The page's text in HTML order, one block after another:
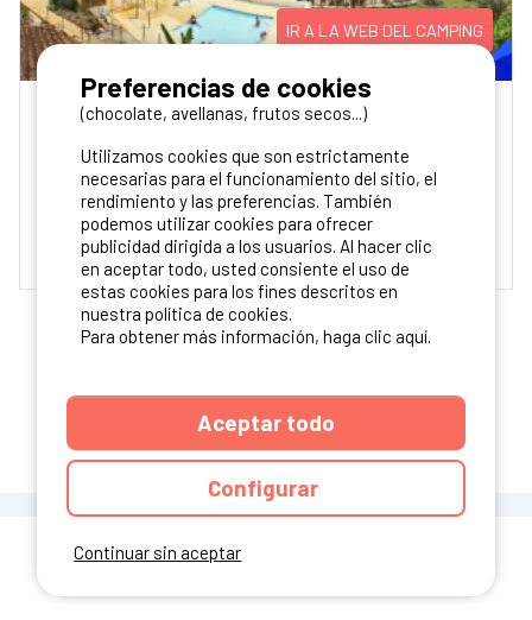
IR A LA WEB DEL CAMPING
Francia, Dordogne, Le Bugue
Camping du Bournat
Piscina climatizada Restaurante Area multideportiva
/10
2 comentarios
La semana a partir de
107 € 443 €
VER MÁS RESULTADOS
Continuar sin aceptar
Preferencias de cookies
(chocolate, avellanas, frutos secos...)
Utilizamos cookies que son estrictamente
necesarias para el funcionamiento del sitio, el
rendimiento y las preferencias. También
podemos utilizar cookies para ofrecer
publicidad dirigida a los usuarios. Al hacer clic
en aceptar todo, usted consiente el uso de
estas cookies para los fines descritos en
nuestra política de cookies.
Para obtener más información, haga clic aquí.
Aceptar todo
Configurar